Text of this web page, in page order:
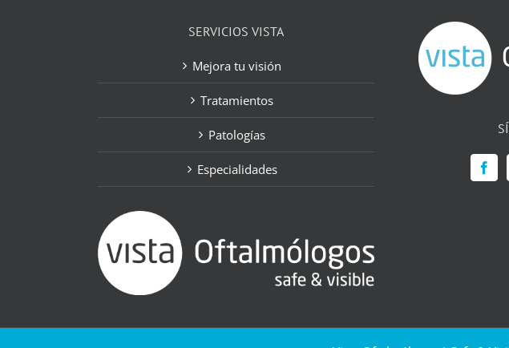
SERVICIOS VISTA
Mejora tu visión
Tratamientos
Patologías
Especialidades